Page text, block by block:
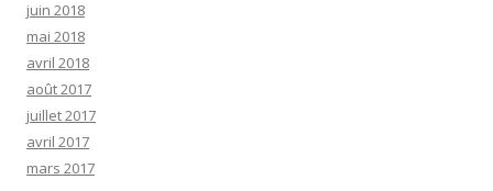
juin 2018
mai 2018
avril 2018
août 2017
juillet 2017
avril 2017
mars 2017